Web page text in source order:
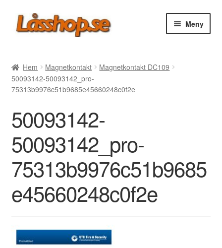
Hoppa
till
Hoppa
till
Meny
Rea
Villkor
Vanliga frågor
Forum/Manualer/Råd
Support
Hem Magnetkontakt
Magnetkontakt DC109
50093142-50093142_pro-
75313b9976c51b9685e45660248c0f2e
50093142-
50093142_pro-
75313b9976c51b9685
e45660248c0f2e